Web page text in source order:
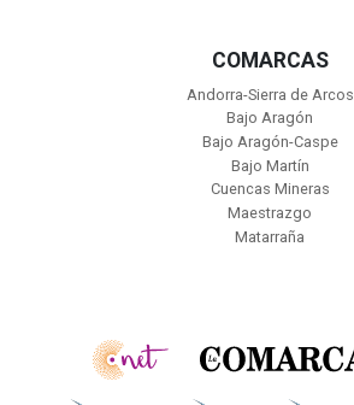
COMARCAS
Andorra-Sierra de Arcos
Bajo Aragón
Bajo Aragón-Caspe
Bajo Martín
Cuencas Mineras
Maestrazgo
Matarraña